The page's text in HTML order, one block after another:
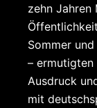
zehn Jahren
Sommer
– ermutigten
Ausdruck
mit